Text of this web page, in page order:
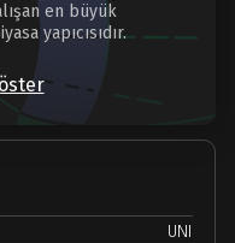
en büyük
yapıcısıdır.
UNI